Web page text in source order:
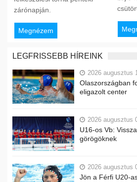
zárónapján.
Megnézem
LEGFRISSEBB HÍREINK
2026 augusztus
Olaszországban
eligazolt center
2026 augusztus
U16-os Vb:
görögöknek
2026 augusztus
Jön a Férfi U20-